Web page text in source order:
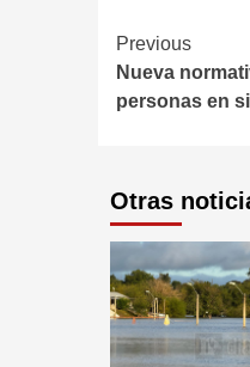
Continue
Previous
Nueva
personas en
Otras